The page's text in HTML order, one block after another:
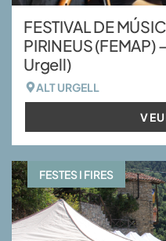
FESTIVAL DE
PIRINEUS (FEMAP)
Urgell)
ALT URGELL
FESTES I FIRES